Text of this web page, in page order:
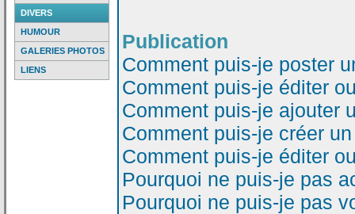
DIVERS
HUMOUR
GALERIES PHOTOS
LIENS
Publication
Comment puis-je poster
Comment puis-je éditer
Comment puis-je ajouter
Comment puis-je créer
Comment puis-je éditer
Pourquoi ne puis-je pas
Pourquoi ne puis-je pas